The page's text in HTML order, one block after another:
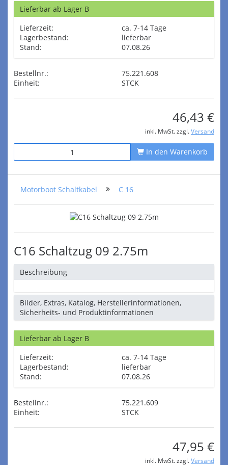
Lieferbar ab Lager B
Lieferzeit:
ca. 7-14 Tage
Lagerbestand:
lieferbar
Stand:
07.08.26
Bestellnr.:
75.221.608
Einheit:
STCK
46,43 €
inkl. MwSt. zzgl.Versand
In den Warenkorb
Motorboot Schaltkabel C 16
C16 Schaltzug 09 2.75m
Beschreibung
Bilder, Extras, Katalog, Herstellerinformationen,
Sicherheits- und Produktinformationen
Lieferbar ab Lager B
Lieferzeit:
ca. 7-14 Tage
Lagerbestand:
lieferbar
Stand:
07.08.26
Bestellnr.:
75.221.609
Einheit:
STCK
47,95 €
inkl. MwSt. zzgl. Versand